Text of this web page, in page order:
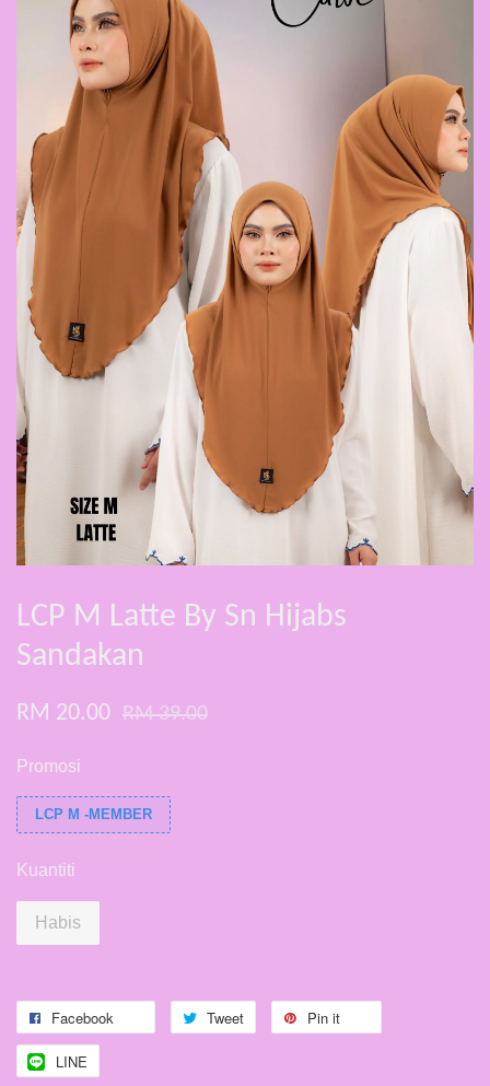
LCP M Latte By Sn Hijabs
Sandakan
RM 20.00 RM 39.00
Promosi
LCP M -MEMBER
Kuantiti
Habis
Facebook Tweet Pin it
LINE